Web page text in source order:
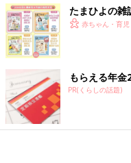
たまひよの雑
赤ちゃん・育児
もらえる年
PR(くらしの話題)